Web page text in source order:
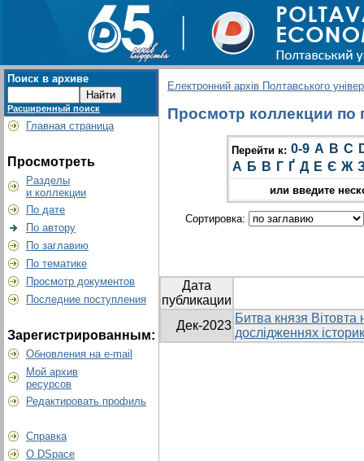
Поиск в архиве
Расширенный поиск
Главная страница
Просмотреть
Разделы
и коллекции
По дате
По автору
По заглавию
По тематике
Просмотр документов
Последние поступления
Зарегистрированным:
Обновления на e-mail
Мой архив
ресурсов
Редактировать профиль
Справка
О DSpace
Електронний архів Полтавського
Просмотр коллекции по
Перейти к: 0-9 A B C
А Б В Г Ґ Д Е Є Ж
или введите
Сортировка:
Дата
публикации
Дек-2023
Битва князя Вітовта
дослідженнях